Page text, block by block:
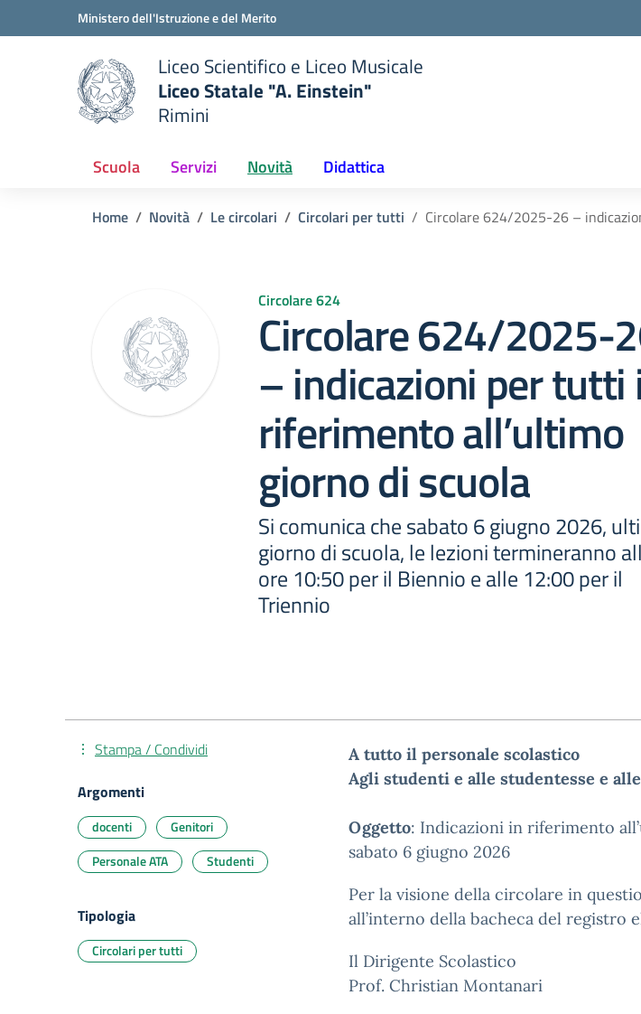
Vai ai contenuti
Vai al menu di navigazioneMinistero dell'Istruzione e del Merito
scuola
Liceo Scientifico e Liceo Musicale
Liceo Statale "A. Einstein"
Rimini
Scuola Servizi Novità Didattica
Home Novità Le circolari Circolari per tutti Circolare 624/2025-26 –
Circolare 624
Circolare 624/2025-
– indicazioni per tutti
riferimento all’ultimo
giorno di scuola
Si comunica che sabato 6 giugno 2026,
giorno di scuola, le lezioni termineranno
ore 10:50 per il Biennio e alle 12:00 per il
Triennio
A tutto il personale scolastico
Agli studenti e alle studentesse e
Oggetto: Indicazioni in riferimento
sabato 6 giugno 2026
Per la visione della circolare in
all’interno della bacheca del registro
Il Dirigente Scolastico
Prof. Christian Montanari
Stampa / Condividi
Argomenti
docenti
Genitori
Personale ATA
Studenti
Tipologia
Circolari per tutti